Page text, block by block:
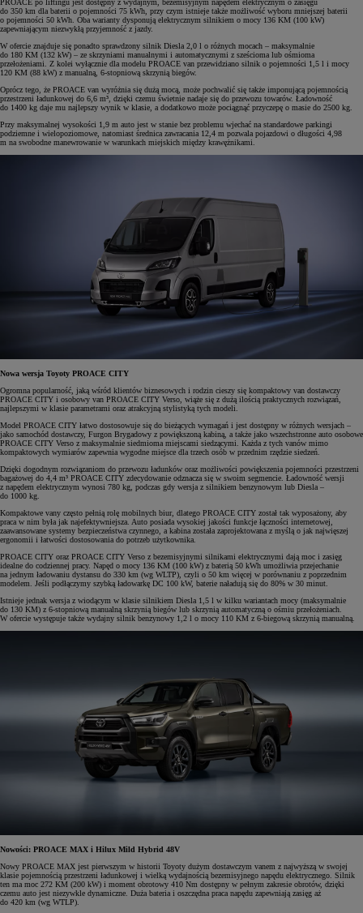
PROACE po liftingu jest dostępny z wydajnym, bezemisyjnym napędem elektrycznym o zasięgu
do 350 km dla baterii o pojemności 75 kWh, przy czym istnieje także możliwość wyboru mniejszej baterii
o pojemności 50 kWh. Oba warianty dysponują elektrycznym silnikiem o mocy 136 KM (100 kW)
zapewniającym niezwykłą przyjemność z jazdy.
W ofercie znajduje się ponadto sprawdzony silnik Diesla 2,0 l o różnych mocach – maksymalnie
do 180 KM (132 kW) – ze skrzyniami manualnymi i automatycznymi z sześcioma lub ośmioma
przełożeniami. Z kolei wyłącznie dla modelu PROACE van przewidziano silnik o pojemności 1,5 l i mocy
120 KM (88 kW) z manualną, 6-stopniową skrzynią biegów.
Oprócz tego, że PROACE van wyróżnia się dużą mocą, może pochwalić się także imponującą pojemnością
przestrzeni ładunkowej do 6,6 m³, dzięki czemu świetnie nadaje się do przewozu towarów. Ładowność
do 1400 kg daje mu najlepszy wynik w klasie, a dodatkowo może pociągnąć przyczepę o masie do 2500 kg.
Przy maksymalnej wysokości 1,9 m auto jest w stanie bez problemu wjechać na standardowe parkingi
podziemne i wielopoziomowe, natomiast średnica zawracania 12,4 m pozwala pojazdowi o długości 4,98
m na swobodne manewrowanie w warunkach miejskich między krawężnikami.
Nowa wersja Toyoty PROACE CITY
Ogromna popularność, jaką wśród klientów biznesowych i rodzin cieszy się kompaktowy van dostawczy
PROACE CITY i osobowy van PROACE CITY Verso, wiąże się z dużą ilością praktycznych rozwiązań,
najlepszymi w klasie parametrami oraz atrakcyjną stylistyką tych modeli.
Model PROACE CITY łatwo dostosowuje się do bieżących wymagań i jest dostępny w różnych wersjach –
jako samochód dostawczy, Furgon Brygadowy z powiększoną kabiną, a także jako wszechstronne auto osobowe
PROACE CITY Verso z maksymalnie siedmioma miejscami siedzącymi. Każda z tych vanów mimo
kompaktowych wymiarów zapewnia wygodne miejsce dla trzech osób w przednim rzędzie siedzeń.
Dzięki dogodnym rozwiązaniom do przewozu ładunków oraz możliwości powiększenia pojemności przestrzeni
bagażowej do 4,4 m³ PROACE CITY zdecydowanie odznacza się w swoim segmencie. Ładowność wersji
z napędem elektrycznym wynosi 780 kg, podczas gdy wersja z silnikiem benzynowym lub Diesla –
do 1000 kg.
Kompaktowe vany często pełnią rolę mobilnych biur, dlatego PROACE CITY został tak wyposażony, aby
praca w nim była jak najefektywniejsza. Auto posiada wysokiej jakości funkcje łączności internetowej,
zaawansowane systemy bezpieczeństwa czynnego, a kabina została zaprojektowana z myślą o jak najwięszej
ergonomii i łatwości dostosowania do potrzeb użytkownika.
PROACE CITY oraz PROACE CITY Verso z bezemisyjnymi silnikami elektrycznymi dają moc i zasięg
idealne do codziennej pracy. Napęd o mocy 136 KM (100 kW) z baterią 50 kWh umożliwia przejechanie
na jednym ładowaniu dystansu do 330 km (wg WLTP), czyli o 50 km więcej w porównaniu z poprzednim
modelem. Jeśli podłączymy szybką ładowarkę DC 100 kW, baterie naładują się do 80% w 30 minut.
Istnieje jednak wersja z wiodącym w klasie silnikiem Diesla 1,5 l w kilku wariantach mocy (maksymalnie
do 130 KM) z 6-stopniową manualną skrzynią biegów lub skrzynią automatyczną o ośmiu przełożeniach.
W ofercie występuje także wydajny silnik benzynowy 1,2 l o mocy 110 KM z 6-biegową skrzynią manualną.
Nowości: PROACE MAX i Hilux Mild Hybrid 48V
Nowy PROACE MAX jest pierwszym w historii Toyoty dużym dostawczym vanem z najwyższą w swojej
klasie pojemnością przestrzeni ładunkowej i wielką wydajnością bezemisyjnego napędu elektrycznego. Silnik
ten ma moc 272 KM (200 kW) i moment obrotowy 410 Nm dostępny w pełnym zakresie obrotów, dzięki
czemu auto jest niezywkle dynamiczne. Duża bateria i oszczędna praca napędu zapewniają zasięg aż
do 420 km (wg WTLP).